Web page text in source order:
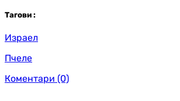
Тагови :
Израел
Пчеле
Коментари (0)